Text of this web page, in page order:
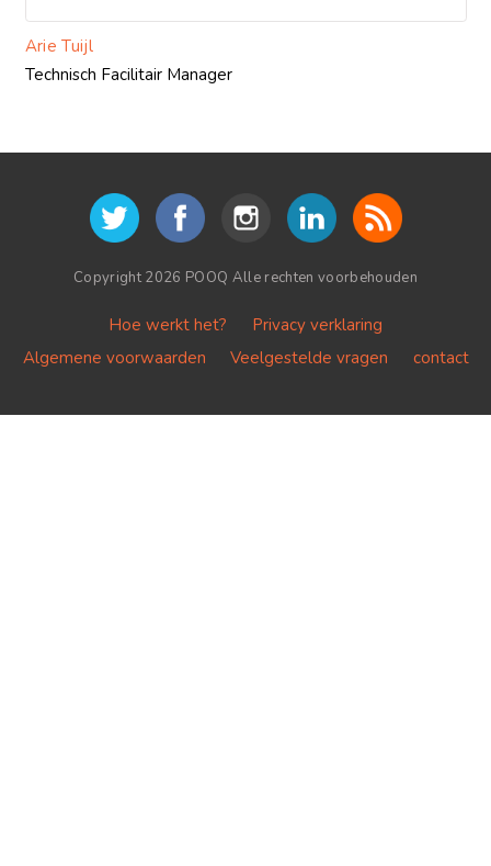
Arie Tuijl
Technisch Facilitair Manager
Copyright 2026 POOQ Alle rechten voorbehouden
Hoe werkt het?
Privacy verklaring
Algemene voorwaarden
Veelgestelde vragen contact